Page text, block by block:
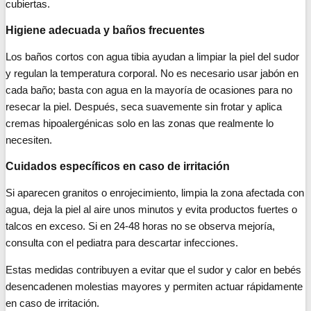
cubiertas.
Higiene adecuada y baños frecuentes
Los baños cortos con agua tibia ayudan a limpiar la piel del sudor
y regulan la temperatura corporal. No es necesario usar jabón en
cada baño; basta con agua en la mayoría de ocasiones para no
resecar la piel. Después, seca suavemente sin frotar y aplica
cremas hipoalergénicas solo en las zonas que realmente lo
necesiten.
Cuidados específicos en caso de irritación
Si aparecen granitos o enrojecimiento, limpia la zona afectada con
agua, deja la piel al aire unos minutos y evita productos fuertes o
talcos en exceso. Si en 24-48 horas no se observa mejoría,
consulta con el pediatra para descartar infecciones.
Estas medidas contribuyen a evitar que el sudor y calor en bebés
desencadenen molestias mayores y permiten actuar rápidamente
en caso de irritación.